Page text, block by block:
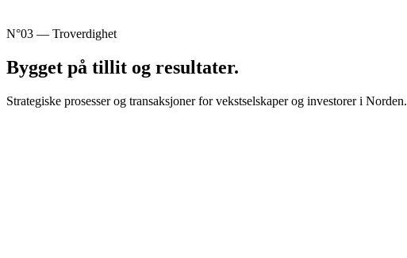
N°03 — Troverdighet
Bygget på tillit og resultater.
Strategiske prosesser og transaksjoner for vekstselskaper og investorer i Norden.